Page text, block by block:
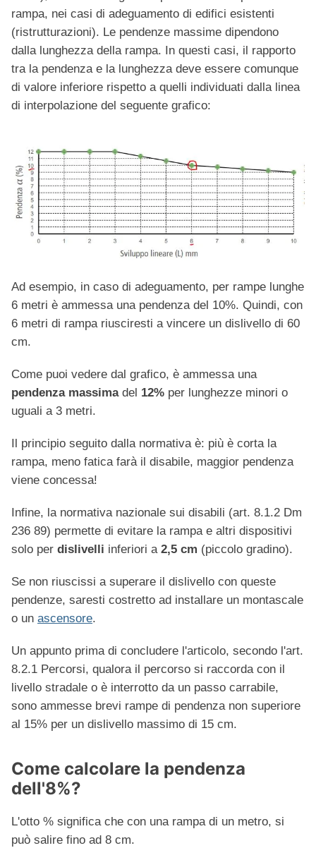
rampa, nei casi di adeguamento di edifici esistenti
(ristrutturazioni). Le pendenze massime dipendono
dalla lunghezza della rampa. In questi casi, il rapporto
tra la pendenza e la lunghezza deve essere comunque
di valore inferiore rispetto a quelli individuati dalla linea
di interpolazione del seguente grafico:
Ad esempio, in caso di adeguamento, per rampe lunghe
6 metri è ammessa una pendenza del 10%. Quindi, con
6 metri di rampa riusciresti a vincere un dislivello di 60
cm.
Come puoi vedere dal grafico, è ammessa una
pendenza massimadel 12% per lunghezze minori o
uguali a 3 metri.
Il principio seguito dalla normativa è: più è corta la
rampa, meno fatica farà il disabile, maggior pendenza
viene concessa!
Infine, la normativa nazionale sui disabili (art. 8.1.2 Dm
236 89) permette di evitare la rampa e altri dispositivi
solo per dislivelli inferiori a2,5 cm (piccolo gradino).
Se non riuscissi a superare il dislivello con queste
pendenze, saresti costretto ad installare un montascale
o un ascensore.
Un appunto prima di concludere l'articolo, secondo l'art.
8.2.1 Percorsi, qualora il percorso si raccorda con il
livello stradale o è interrotto da un passo carrabile,
sono ammesse brevi rampe di pendenza non superiore
al 15% per un dislivello massimo di 15 cm.
Come calcolare la pendenza
dell'8%?
L'otto % significa che con una rampa di un metro, si
può salire fino ad 8 cm.